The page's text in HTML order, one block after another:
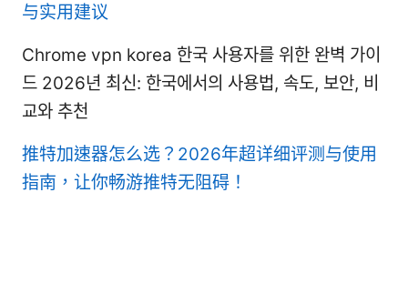
与实用建议
Chrome vpn korea 한국 사용자를 위한 완벽 가이
드 2026년 최신: 한국에서의 사용법, 속도, 보안, 비
교와 추천
推特加速器怎么选？2026年超详细评测与使用
指南，让你畅游推特无阻碍！